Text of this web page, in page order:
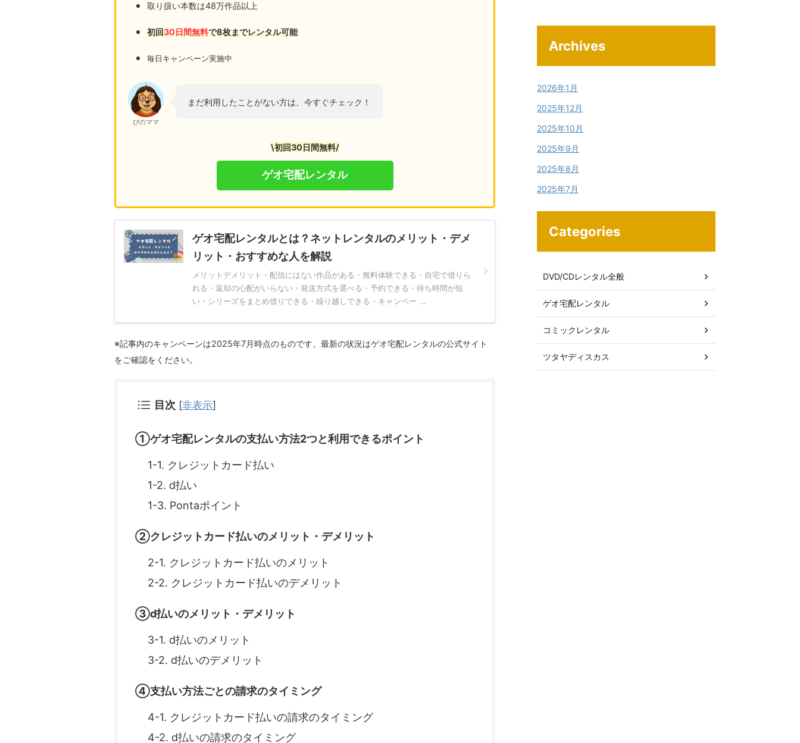
取り扱い本数は48万作品以上
初回30日間無料で8枚までレンタル可能
毎日キャンペーン実施中
ぴのママ
まだ利用したことがない方は、今すぐチェック！
\初回30日間無料/
ゲオ宅配レンタル
ゲオ宅配レンタルとは？ネットレンタルのメリット・デメ
リット・おすすめな人を解説
メリットデメリット・配信にはない作品がある・無料体験できる・自宅で借りら
れる・返却の心配がいらない・発送方式を選べる・予約できる・待ち時間が短
い・シリーズをまとめ借りできる・繰り越しできる・キャンペー ...
※記事内のキャンペーンは2025年7月時点のものです。最新の状況はゲオ宅配レンタルの公式サイト
をご確認をください。
目次 [非表示]
①ゲオ宅配レンタルの支払い方法2つと利用できるポイント
1-1. クレジットカード払い
1-2. d払い
1-3. Pontaポイント
②クレジットカード払いのメリット・デメリット
2-1. クレジットカード払いのメリット
2-2. クレジットカード払いのデメリット
③d払いのメリット・デメリット
3-1. d払いのメリット
3-2. d払いのデメリット
④支払い方法ごとの請求のタイミング
4-1. クレジットカード払いの請求のタイミング
4-2. d払いの請求のタイミング
Archives
2026年1月
2025年12月
2025年10月
2025年9月
2025年8月
2025年7月
Categories
DVD/CDレンタル全般
ゲオ宅配レンタル
コミックレンタル
ツタヤディスカス